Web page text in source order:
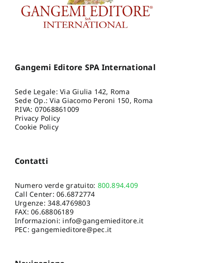
Gangemi Editore SPA International
Sede Legale: Via Giulia 142, Roma
Sede Op.: Via Giacomo Peroni 150, Roma
P.IVA: 07068861009
Privacy Policy
Cookie Policy
Contatti
Numero verde gratuito: 800.894.409
Call Center:06.6872774
Urgenze:348.4769803
FAX: 06.68806189
Informazioni: info@gangemieditore.it
PEC: gangemieditore@pec.it